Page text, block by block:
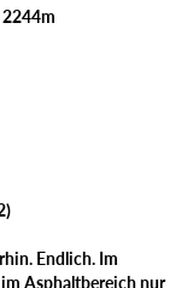
Endlich. Im
Asphaltbereich nur